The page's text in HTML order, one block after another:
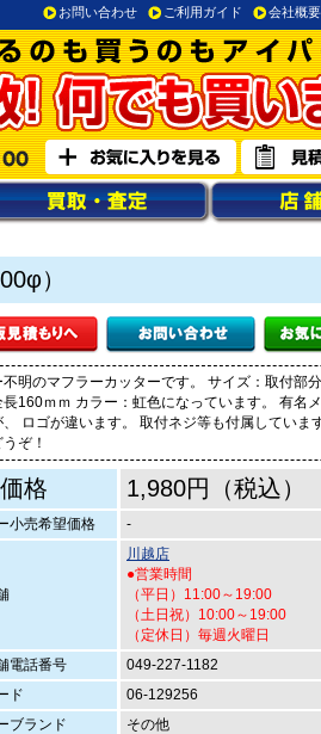
お問い合わせ ご利用ガイド 会社概要
）
不明のマフラーカッターです。 サイズ：取付部
160ｍｍ カラー：虹色になっています。 有名
、 ロゴが違います。 取付ネジ等も付属していま
ぞ！
格 1,980円（税込）
小売希望価格 -
川越店
●営業時間
（平日）11:00～19:00
（土日祝）10:00～19:00
（定休日）毎週火曜日
電話番号
049-227-1182
ド
06-129256
ブランド
その他